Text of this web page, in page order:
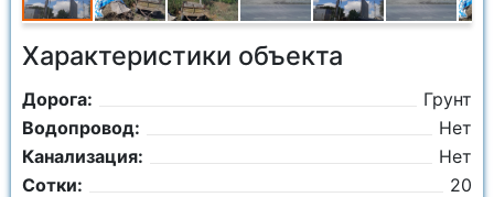
Характеристики объекта
Дорога:
Грунт
Водопровод:
Нет
Канализация:
Нет
Сотки:
20